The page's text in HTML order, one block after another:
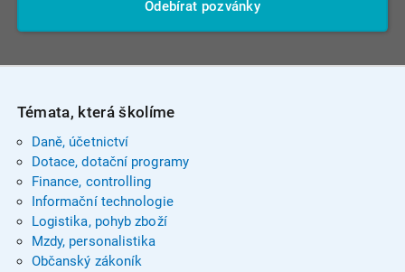
Odebírat pozvánky
Témata, která školíme
Daně, účetnictví
Dotace, dotační programy
Finance, controlling
Informační technologie
Logistika, pohyb zboží
Mzdy, personalistika
Občanský zákoník